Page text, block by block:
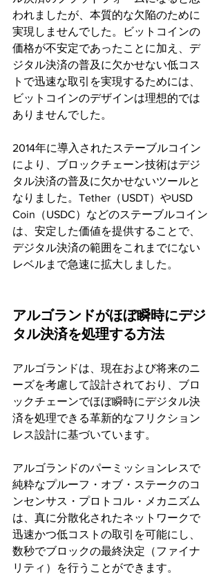
われましたが、本質的な欠陥のために
実現しませんでした。ビットコインの
価格が不安定であったことに加え、デ
ジタル決済の普及に欠かせない低コス
トで迅速な取引を実現するためには、
ビットコインのデザインは理想的では
ありませんでした。
2014年に導入されたステーブルコイン
により、ブロックチェーン技術はデジ
タル決済の普及に欠かせないツールと
なりました。Tether（USDT）やUSD
Coin（USDC）などのステーブルコイン
は、安定した価値を提供することで、
デジタル決済の範囲をこれまでにない
レベルまで急速に拡大しました。
アルゴランドがほぼ瞬時にデジ
タル決済を処理する方法
アルゴランドは、現在および将来のニ
ーズを考慮して設計されており、ブロ
ックチェーンでほぼ瞬時にデジタル決
済を処理できる革新的なフリクション
レス設計に基づいています。
アルゴランドのパーミッションレスで
純粋なプルーフ・オブ・ステークのコ
ンセンサス・プロトコル・メカニズム
は、真に分散化されたネットワークで
迅速かつ低コストの取引を可能にし、
数秒でブロックの最終決定（ファイナ
リティ）を行うことができます。